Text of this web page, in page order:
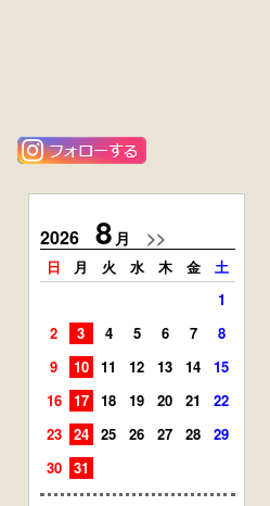
2026 8 月 >>
日 月 火 水 木 金
土
1
2
3 4 5 6 7
8
9
10 11 12 13 14
15
16
17 18 19 20 21
22
23
24 25 26 27 28
29
30
31